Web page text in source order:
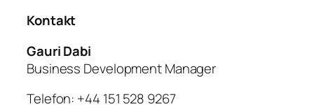
Kontakt
Gauri Dabi
Business Development Manager
Telefon: +44 151 528 9267